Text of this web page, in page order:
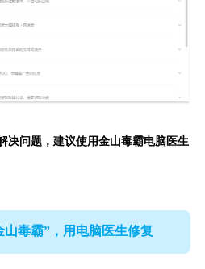
决问题，建议使用金山毒霸电脑医生
毒霸”，用电脑医生修复